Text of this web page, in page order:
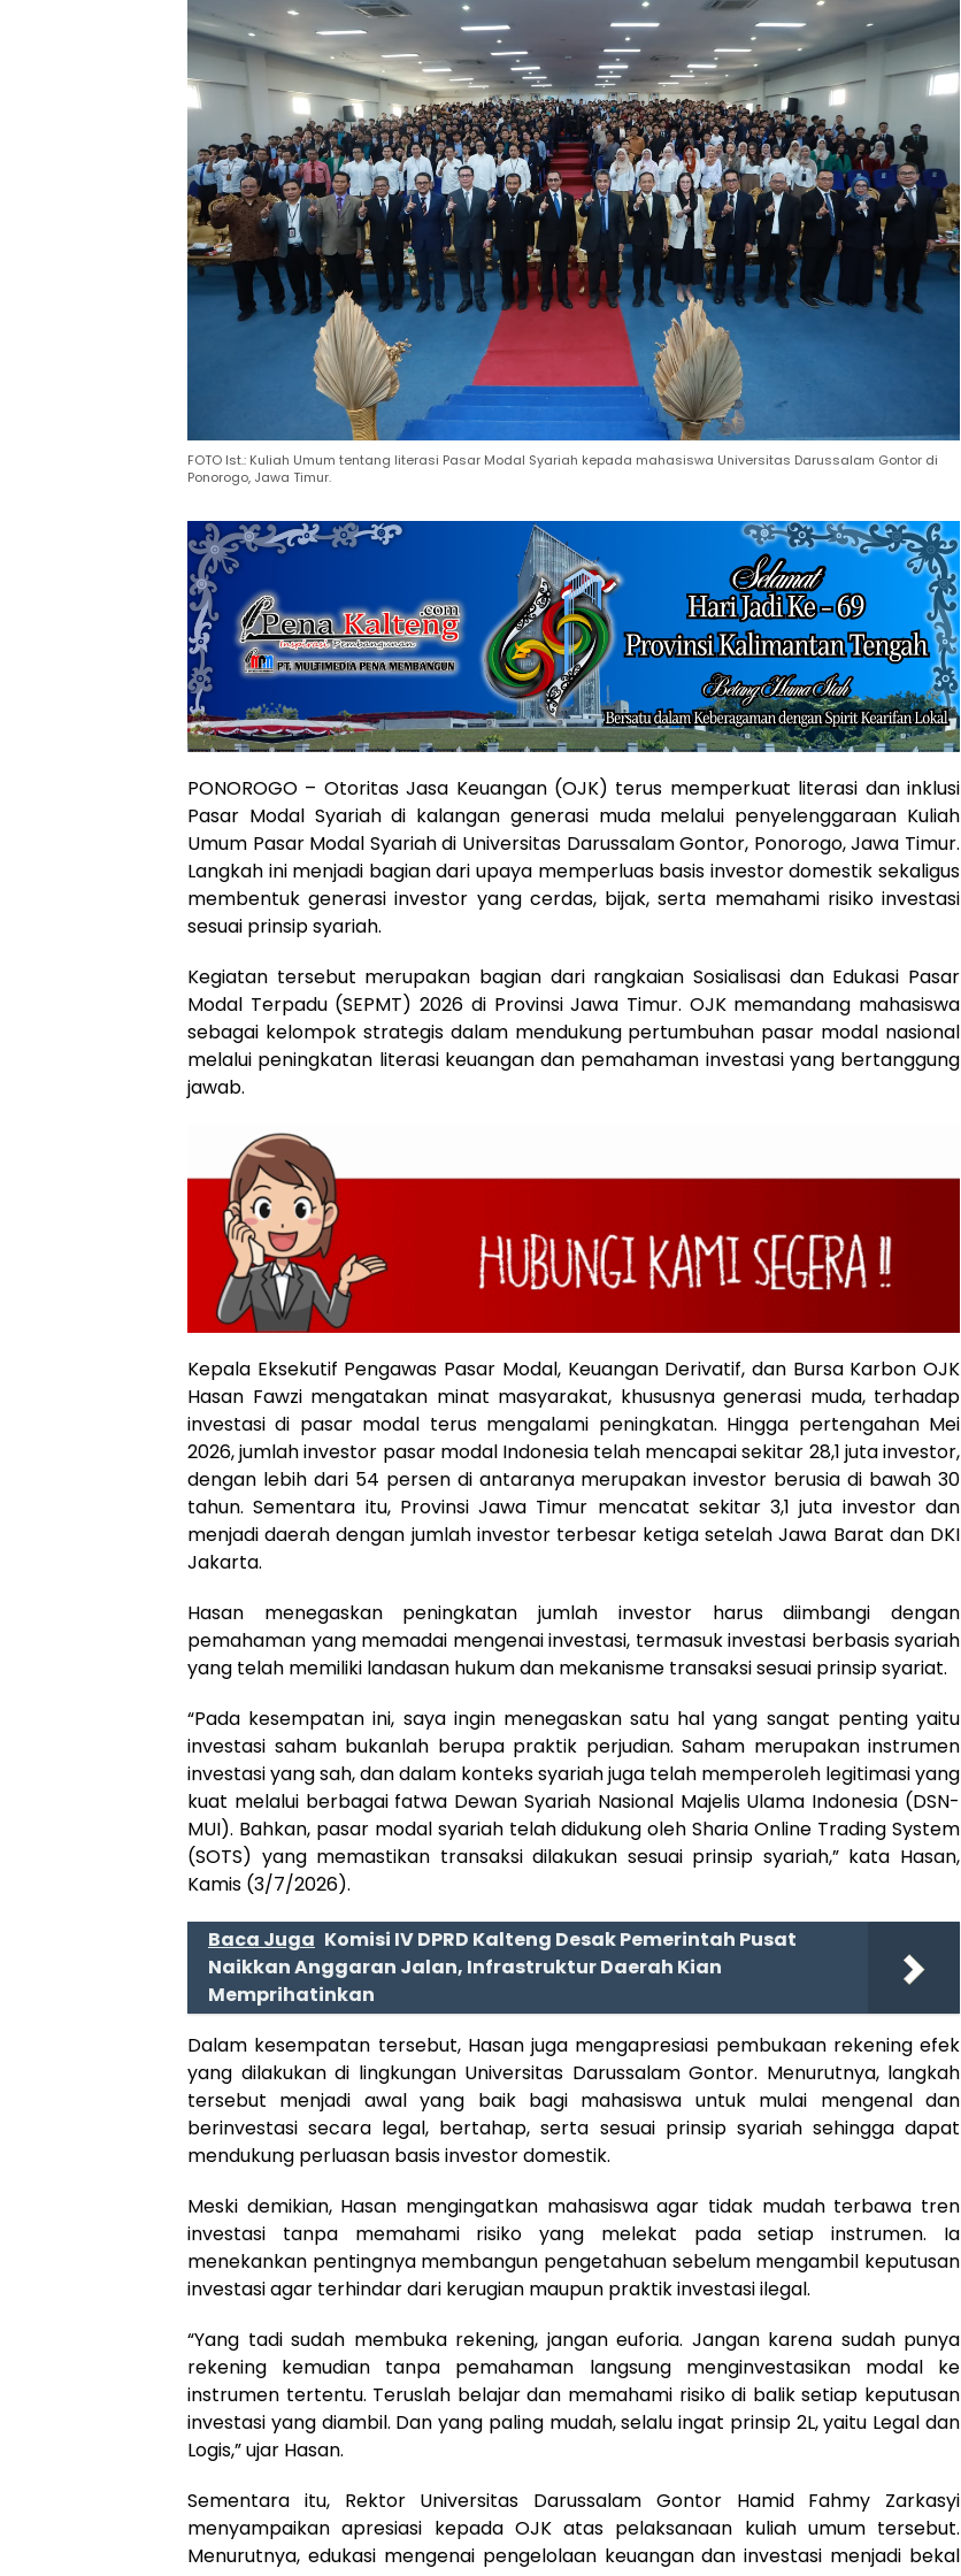
FOTO Ist.: Kuliah Umum tentang literasi Pasar Modal Syariah kepada mahasiswa Universitas Darussalam Gontor di
Ponorogo, Jawa Timur.
PONOROGO – Otoritas Jasa Keuangan (OJK) terus memperkuat literasi dan inklusi
Pasar Modal Syariah di kalangan generasi muda melalui penyelenggaraan Kuliah
Umum Pasar Modal Syariah di Universitas Darussalam Gontor, Ponorogo, Jawa Timur.
Langkah ini menjadi bagian dari upaya memperluas basis investor domestik sekaligus
membentuk generasi investor yang cerdas, bijak, serta memahami risiko investasi
sesuai prinsip syariah.
Kegiatan tersebut merupakan bagian dari rangkaian Sosialisasi dan Edukasi Pasar
Modal Terpadu (SEPMT) 2026 di Provinsi Jawa Timur. OJK memandang mahasiswa
sebagai kelompok strategis dalam mendukung pertumbuhan pasar modal nasional
melalui peningkatan literasi keuangan dan pemahaman investasi yang bertanggung
jawab.
Kepala Eksekutif Pengawas Pasar Modal, Keuangan Derivatif, dan Bursa Karbon OJK
Hasan Fawzi mengatakan minat masyarakat, khususnya generasi muda, terhadap
investasi di pasar modal terus mengalami peningkatan. Hingga pertengahan Mei
2026, jumlah investor pasar modal Indonesia telah mencapai sekitar 28,1 juta investor,
dengan lebih dari 54 persen di antaranya merupakan investor berusia di bawah 30
tahun. Sementara itu, Provinsi Jawa Timur mencatat sekitar 3,1 juta investor dan
menjadi daerah dengan jumlah investor terbesar ketiga setelah Jawa Barat dan DKI
Jakarta.
Hasan menegaskan peningkatan jumlah investor harus diimbangi dengan
pemahaman yang memadai mengenai investasi, termasuk investasi berbasis syariah
yang telah memiliki landasan hukum dan mekanisme transaksi sesuai prinsip syariat.
“Pada kesempatan ini, saya ingin menegaskan satu hal yang sangat penting yaitu
investasi saham bukanlah berupa praktik perjudian. Saham merupakan instrumen
investasi yang sah, dan dalam konteks syariah juga telah memperoleh legitimasi yang
kuat melalui berbagai fatwa Dewan Syariah Nasional Majelis Ulama Indonesia (DSN-
MUI). Bahkan, pasar modal syariah telah didukung oleh Sharia Online Trading System
(SOTS) yang memastikan transaksi dilakukan sesuai prinsip syariah,” kata Hasan,
Kamis (3/7/2026).
Baca Juga Komisi IV DPRD Kalteng Desak Pemerintah Pusat
Naikkan Anggaran Jalan, Infrastruktur Daerah Kian
Memprihatinkan
Dalam kesempatan tersebut, Hasan juga mengapresiasi pembukaan rekening efek
yang dilakukan di lingkungan Universitas Darussalam Gontor. Menurutnya, langkah
tersebut menjadi awal yang baik bagi mahasiswa untuk mulai mengenal dan
berinvestasi secara legal, bertahap, serta sesuai prinsip syariah sehingga dapat
mendukung perluasan basis investor domestik.
Meski demikian, Hasan mengingatkan mahasiswa agar tidak mudah terbawa tren
investasi tanpa memahami risiko yang melekat pada setiap instrumen. Ia
menekankan pentingnya membangun pengetahuan sebelum mengambil keputusan
investasi agar terhindar dari kerugian maupun praktik investasi ilegal.
“Yang tadi sudah membuka rekening, jangan euforia. Jangan karena sudah punya
rekening kemudian tanpa pemahaman langsung menginvestasikan modal ke
instrumen tertentu. Teruslah belajar dan memahami risiko di balik setiap keputusan
investasi yang diambil. Dan yang paling mudah, selalu ingat prinsip 2L, yaitu Legal dan
Logis,” ujar Hasan.
Sementara itu, Rektor Universitas Darussalam Gontor Hamid Fahmy Zarkasyi
menyampaikan apresiasi kepada OJK atas pelaksanaan kuliah umum tersebut.
Menurutnya, edukasi mengenai pengelolaan keuangan dan investasi menjadi bekal